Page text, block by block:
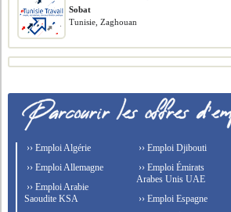
Sobat
Tunisie, Zaghouan
›› Emploi Algérie
›› Emploi Allemagne
›› Emploi Arabie
Saoudite KSA
›› Emploi Djibouti
›› Emploi Émirats
Arabes Unis UAE
›› Emploi Espagne